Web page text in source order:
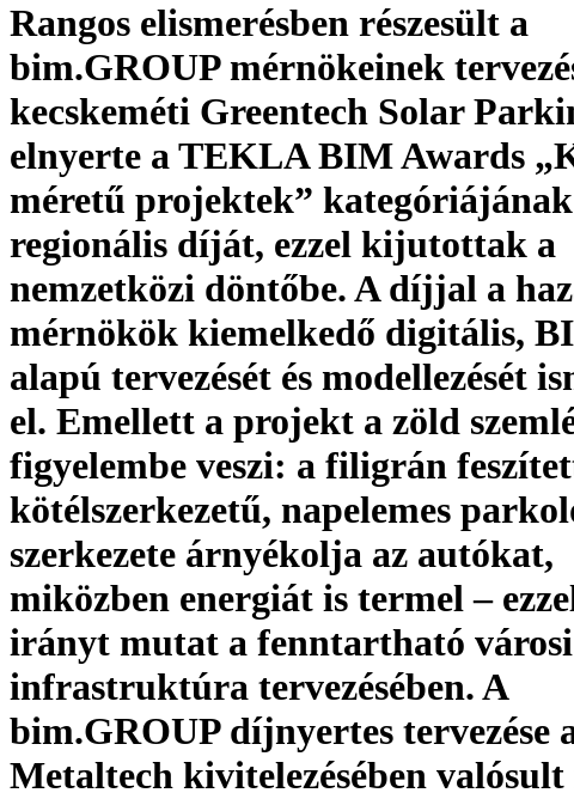
Rangos elismerésben részesült a
bim.GROUP mérnökeinek
kecskeméti Greentech Solar
elnyerte a TEKLA BIM Awards
méretű projektek” kategóriájának
regionális díját, ezzel kijutottak a
nemzetközi döntőbe. A díjjal a
mérnökök kiemelkedő digitális,
alapú tervezését és modellezését
el. Emellett a projekt a zöld
figyelembe veszi: a filigrán
kötélszerkezetű, napelemes
szerkezete árnyékolja az autókat,
miközben energiát is termel –
irányt mutat a fenntartható városi
infrastruktúra tervezésében. A
bim.GROUP díjnyertes tervezése
Metaltech kivitelezésében valósult